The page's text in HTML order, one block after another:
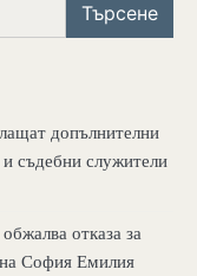
Търсене
допълнителни
съдебни служители
отказа за
на София Емилия